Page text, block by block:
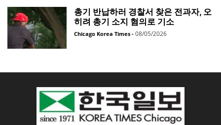
총기 반납하러 경찰서 찾은 전과자, 오
히려 총기 소지 혐의로 기소
Chicago Korea Times - 08/05/2026